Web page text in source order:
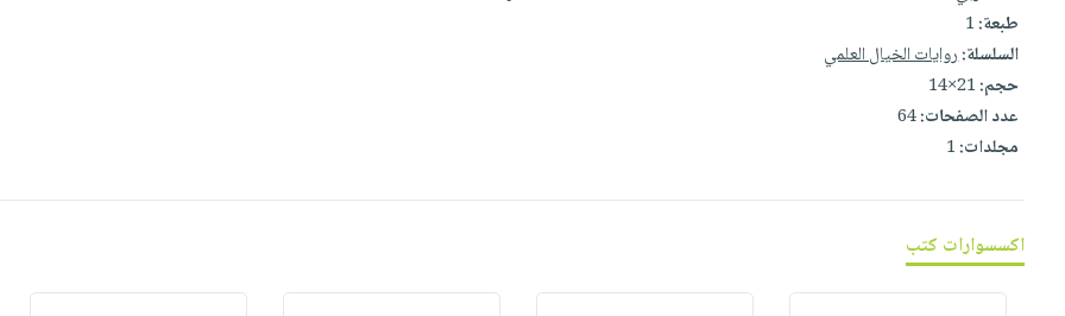
صابون
أطفال
مناسبات
فيديوهات
أسئلة
يتكرر
طرحها
خدمات
انشر
كتابك
عربة
التسوق
نشرة
الإصدارات
طبعة:1
السلسلة:روايات الخيال العلمي
حجم:21×14
عدد الصفحات:64
مجلدات:1
اكسسوارات كتب